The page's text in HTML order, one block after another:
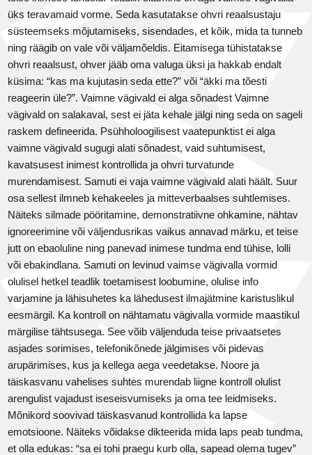
üks teravamaid vorme. Seda kasutatakse ohvri reaalsustaju
süsteemseks mõjutamiseks, sisendades, et kõik, mida ta tunneb
ning räägib on vale või väljamõeldis. Eitamisega tühistatakse
ohvri reaalsust, ohver jääb oma valuga üksi ja hakkab endalt
küsima: “kas ma kujutasin seda ette?” või “äkki ma tõesti
reageerin üle?”. Vaimne vägivald ei alga sõnadest Vaimne
vägivald on salakaval, sest ei jäta kehale jälgi ning seda on sageli
raskem defineerida. Psühholoogilisest vaatepunktist ei alga
vaimne vägivald sugugi alati sõnadest, vaid suhtumisest,
kavatsusest inimest kontrollida ja ohvri turvatunde
murendamisest. Samuti ei vaja vaimne vägivald alati häält. Suur
osa sellest ilmneb kehakeeles ja mitteverbaalses suhtlemises.
Näiteks silmade pööritamine, demonstratiivne ohkamine, nähtav
ignoreerimine või väljendusrikas vaikus annavad märku, et teise
jutt on ebaoluline ning panevad inimese tundma end tühise, lolli
või ebakindlana. Samuti on levinud vaimse vägivalla vormid
olulisel hetkel teadlik toetamisest loobumine, olulise info
varjamine ja lähisuhetes ka lähedusest ilmajätmine karistuslikul
eesmärgil. Ka kontroll on nähtamatu vägivalla vormide maastikul
märgilise tähtsusega. See võib väljenduda teise privaatsetes
asjades sorimises, telefonikõnede jälgimises või pidevas
arupärimises, kus ja kellega aega veedetakse. Noore ja
täiskasvanu vahelises suhtes murendab liigne kontroll olulist
arengulist vajadust iseseisvumiseks ja oma tee leidmiseks.
Mõnikord soovivad täiskasvanud kontrollida ka lapse
emotsioone. Näiteks võidakse dikteerida mida laps peab tundma,
et olla edukas: “sa ei tohi praegu kurb olla, sapead olema tugev”